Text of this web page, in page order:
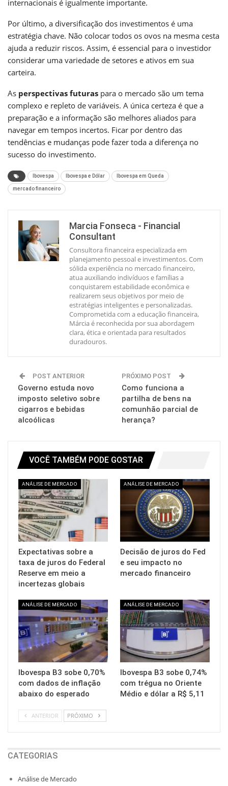
internacionais é igualmente importante.
Por último, a diversificação dos investimentos é uma
estratégia chave. Não colocar todos os ovos na mesma cesta
ajuda a reduzir riscos. Assim, é essencial para o investidor
considerar uma variedade de setores e ativos em sua
carteira.
As perspectivas futuras para o mercado são um tema
complexo e repleto de variáveis. A única certeza é que a
preparação e a informação são melhores aliados para
navegar em tempos incertos. Ficar por dentro das
tendências e mudanças pode fazer toda a diferença no
sucesso do investimento.
Ibovespa Ibovespa e Dólar Ibovespa em Queda
mercado financeiro
Marcia Fonseca - Financial
Consultant
Consultora financeira especializada em
planejamento pessoal e investimentos. Com
sólida experiência no mercado financeiro,
atua auxiliando indivíduos e famílias a
conquistarem estabilidade econômica e
realizarem seus objetivos por meio de
estratégias inteligentes e personalizadas.
Comprometida com a educação financeira,
Márcia é reconhecida por sua abordagem
clara, ética e orientada para resultados
duradouros.
POST ANTERIOR
Governo estuda novo
imposto seletivo sobre
cigarros e bebidas
alcoólicas
PRÓXIMO POST
Como funciona a
partilha de bens na
comunhão parcial de
herança?
VOCÊ TAMBÉM PODE GOSTAR
ANÁLISE DE MERCADO
Expectativas sobre a
taxa de juros do Federal
Reserve em meio a
incertezas globais
ANÁLISE DE MERCADO
Decisão de juros do Fed
e seu impacto no
mercado financeiro
ANÁLISE DE MERCADO
Ibovespa B3 sobe 0,70%
com dados de inflação
abaixo do esperado
ANÁLISE DE MERCADO
Ibovespa B3 sobe 0,74%
com trégua no Oriente
Médio e dólar a R$ 5,11
ANTERIOR PRÓXIMO
CATEGORIAS
Análise de Mercado